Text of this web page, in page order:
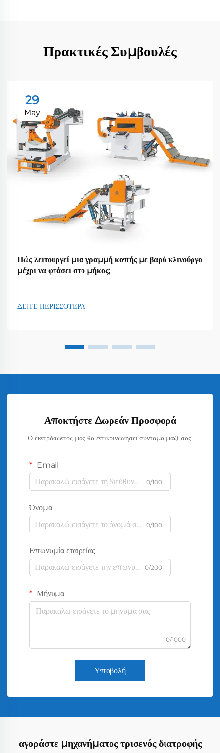
Πρακτικές Συμβουλές
29
May
Πώς λειτουργεί μια γραμμή κοπής με βαρύ κλινούργο
μέχρι να φτάσει στο μήκος;
ΔΕΙΤΕ ΠΕΡΙΣΣΟΤΕΡΑ
Αποκτήστε Δωρεάν Προσφορά
Ο εκπρόσωπός μας θα επικοινωνήσει σύντομα μαζί σας.
Email
0/100
Όνομα
0/100
Επωνυμία εταιρείας
0/200
Μήνυμα
0/1000
Υποβολή
αγοράστε μηχανήματος τρισενός διατροφής